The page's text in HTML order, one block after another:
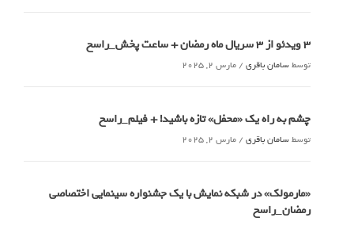
3 ویدئو از 3 سریال ماه رمضان + ساعت پخش_راسخ
توسطسامان باقری / مارس 2, 2025
چشم به راه یک «محفل» تازه باشید! + فیلم_راسخ
توسطسامان باقری / مارس 2, 2025
«مارمولک» در شبکه نمایش با یک جشنواره سینمایی اختصاصی
رمضان_راسخ